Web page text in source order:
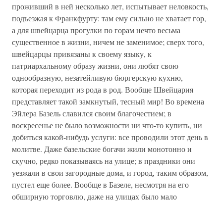
проживший в ней несколько лет, испытывает неловкость,
подъезжая к Франкфурту: там ему сильно не хватает гор,
а для швейцарца прогулки по горам нечто весьма
существенное в жизни, ничем не заменимое; сверх того,
швейцарцы привязаны к своему языку, к
патриархальному образу жизни, они любят свою
однообразную, незатейливую бюргерскую кухню,
которая переходит из рода в род. Вообще Швейцария
представляет такой замкнутый, тесный мир! Во времена
Эйлера Базель славился своим благочестием; в
воскресенье не было возможности ни что-то купить, ни
добиться какой-нибудь услуги: все проводили этот день в
молитве. Даже базельские богачи жили монотонно и
скучно, редко показываясь на улице; в праздники они
уезжали в свои загородные дома, и город, таким образом,
пустел еще более. Вообще в Базеле, несмотря на его
обширную торговлю, даже на улицах было мало